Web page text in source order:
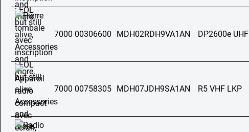
7000 00306600 MDH02RDH9VA1AN DP2600e UHF
7000 00758305 MDH07JDH9SA1AN R5 VHF LKP